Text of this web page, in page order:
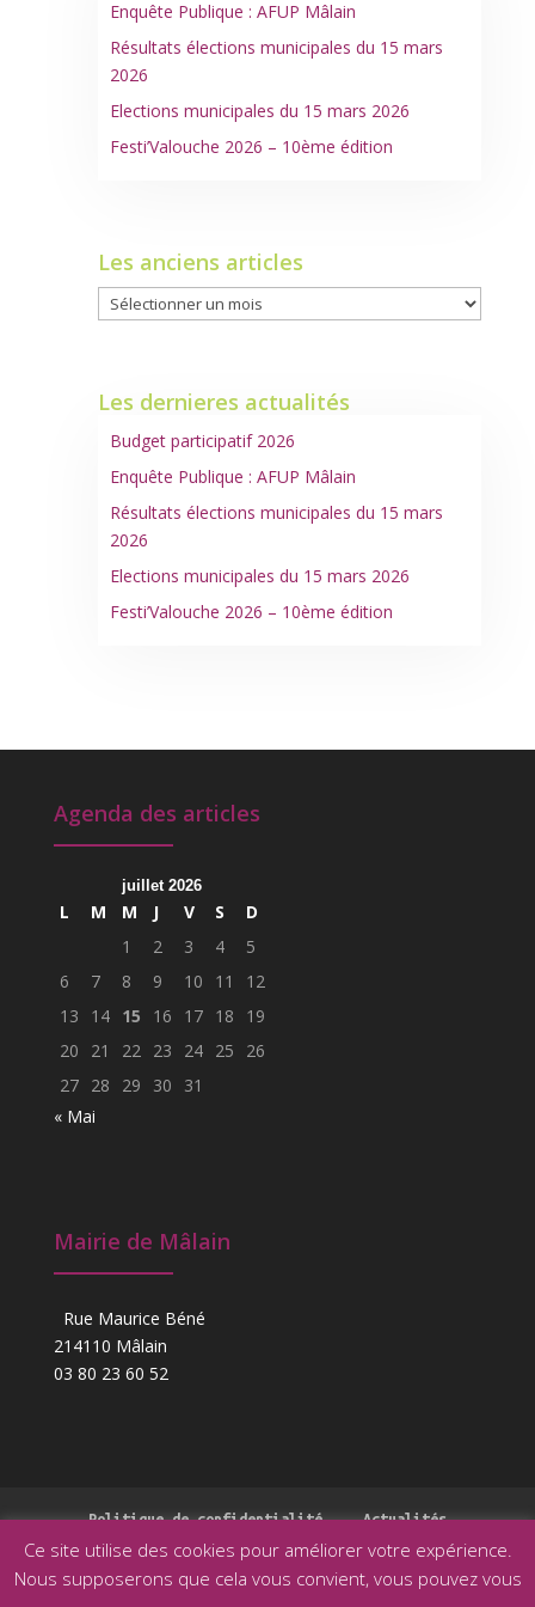
Enquête Publique : AFUP Mâlain
Résultats élections municipales du 15 mars
2026
Elections municipales du 15 mars 2026
Festi’Valouche 2026 – 10ème édition
Les anciens articles
Les
anciens
Les dernieres actualités
Budget participatif 2026
Enquête Publique : AFUP Mâlain
Résultats élections municipales du 15 mars
2026
Elections municipales du 15 mars 2026
Festi’Valouche 2026 – 10ème édition
Agenda des articles
juillet 2026
L M M J V S
D
1
2 3 4
5
6
7 8 9 10 11
12
13
14 15 16 17 18
19
20
21 22 23 24 25
26
27 28 29 30
31
« Mai
Mairie de Mâlain
Rue Maurice Béné
214110 Mâlain
03 80 23 60 52
Politique de confidentialité Actualités
Ce site utilise des cookies pour améliorer votre expérience.
Nous supposerons que cela vous convient, vous pouvez vous